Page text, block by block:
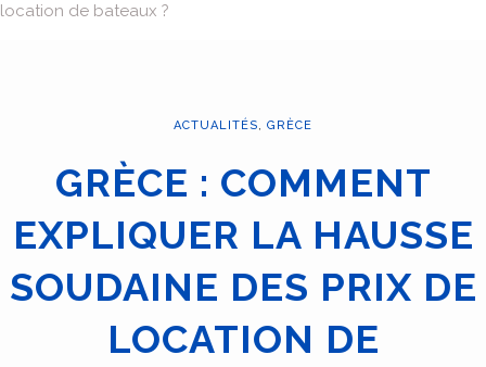
location de bateaux ?
ACTUALITÉS, GRÈCE
GRÈCE : COMMENT
EXPLIQUER LA HAUSSE
SOUDAINE DES PRIX DE
LOCATION DE